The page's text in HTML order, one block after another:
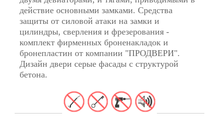
действие основными замками. Средства
защиты от силовой атаки на замки и
цилиндры, сверления и фрезерования -
комплект фирменных броненакладок и
бронепластин от компании "ПРОДВЕРИ".
Дизайн двери серые фасады с структурой
бетона.